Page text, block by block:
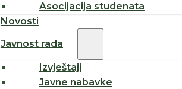
Asocijacija studenata
Novosti
Javnost rada
Izvještaji
Javne nabavke